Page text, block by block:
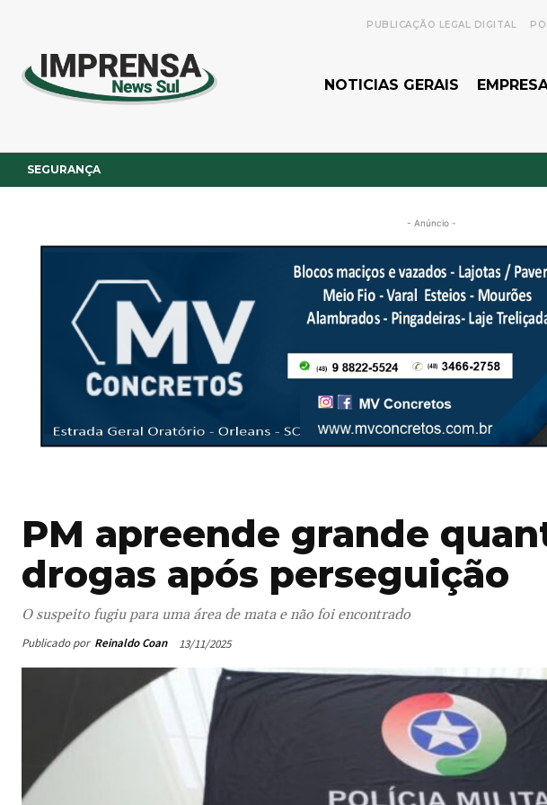
PUBLICAÇÃO LEGAL DIGITAL
NOTICIAS GERAIS
SEGURANÇA
- Anúncio -
PM apreende grande
drogas após perseguição
O suspeito fugiu para uma área de mata e não foi encontrado
Publicado por Reinaldo Coan 13/11/2025